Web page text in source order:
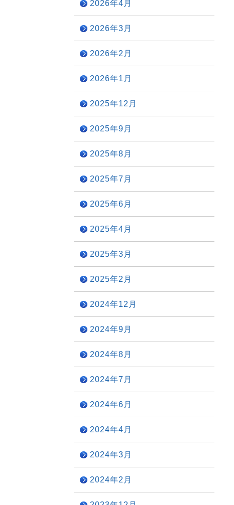
2026年4月
2026年3月
2026年2月
2026年1月
2025年12月
2025年9月
2025年8月
2025年7月
2025年6月
2025年4月
2025年3月
2025年2月
2024年12月
2024年9月
2024年8月
2024年7月
2024年6月
2024年4月
2024年3月
2024年2月